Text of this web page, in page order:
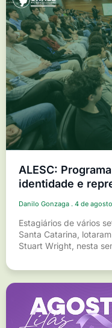
ALESC:
identidade e
Danilo Gonzaga 4 de
Estagiários de vários
Santa Catarina,
Stuart Wright, nesta